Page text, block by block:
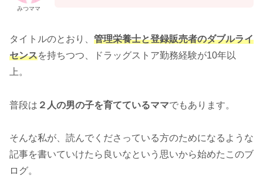
みつママ
タイトルのとおり、 管理栄養士と登録販売者のダブルライ
センスを持ちつつ、ドラッグストア勤務経験が10年以
上。
普段は ２人の男の子を育てているママでもあります。
そんな私が、読んでくださっている方のためになるような
記事を書いていけたら良いなという思いから始めたこのブ
ログ。